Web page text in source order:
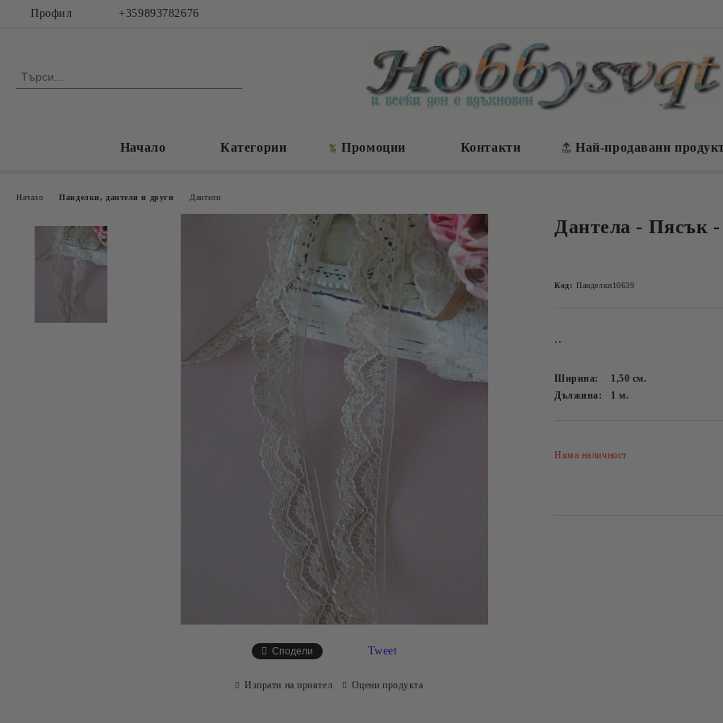
Профил +359893782676
Начало Категории Промоции Контакти Най-продавани
Начало Панделки, дантели и други Дантели
Дантела - Пясък
Код: Панделки10639
..
Ширина: 1,50 см.
Дължина:
1м.
Няма наличност
Сподели Tweet
Изпрати на приятел Оцени продукта